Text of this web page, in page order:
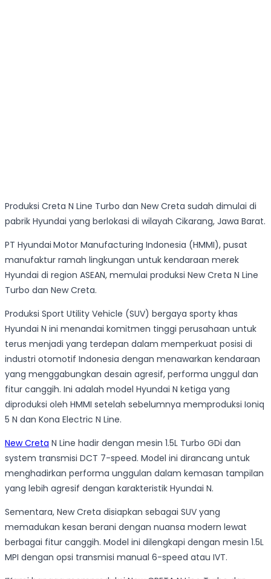
Produksi Creta N Line Turbo dan New Creta sudah dimulai di
pabrik Hyundai yang berlokasi di wilayah Cikarang, Jawa Barat.
PT Hyundai Motor Manufacturing Indonesia (HMMI), pusat
manufaktur ramah lingkungan untuk kendaraan merek
Hyundai di region ASEAN, memulai produksi New Creta N Line
Turbo dan New Creta.
Produksi Sport Utility Vehicle (SUV) bergaya sporty khas
Hyundai N ini menandai komitmen tinggi perusahaan untuk
terus menjadi yang terdepan dalam memperkuat posisi di
industri otomotif Indonesia dengan menawarkan kendaraan
yang menggabungkan desain agresif, performa unggul dan
fitur canggih. Ini adalah model Hyundai N ketiga yang
diproduksi oleh HMMI setelah sebelumnya memproduksi Ioniq
5 N dan Kona Electric N Line.
New Creta N Line hadir dengan mesin 1.5L Turbo GDi dan
system transmisi DCT 7-speed. Model ini dirancang untuk
menghadirkan performa unggulan dalam kemasan tampilan
yang lebih agresif dengan karakteristik Hyundai N.
Sementara, New Creta disiapkan sebagai SUV yang
memadukan kesan berani dengan nuansa modern lewat
berbagai fitur canggih. Model ini dilengkapi dengan mesin 1.5L
MPI dengan opsi transmisi manual 6-speed atau IVT.